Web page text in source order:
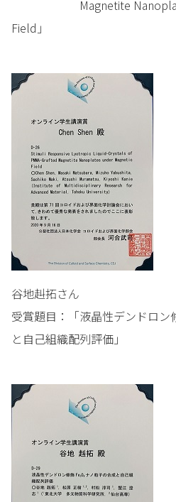
Magnetite Nanoplates
Field」
谷地赳拓さん
受賞題目：「液晶性デンドロ
と自己組織配列評価」